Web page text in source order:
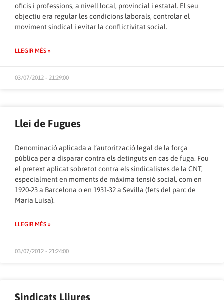
oficis i professions, a nivell local, provincial i estatal. El seu
objectiu era regular les condicions laborals, controlar el
moviment sindical i evitar la conflictivitat social.
LLEGIR MÉS »
03/07/2012 - 21:29:00
Llei de Fugues
Denominació aplicada a l’autorització legal de la força
pública per a disparar contra els detinguts en cas de fuga. Fou
el pretext aplicat sobretot contra els sindicalistes de la CNT,
especialment en moments de màxima tensió social, com en
1920-23 a Barcelona o en 1931-32 a Sevilla (fets del parc de
María Luisa).
LLEGIR MÉS »
03/07/2012 - 21:24:00
Sindicats Lliures